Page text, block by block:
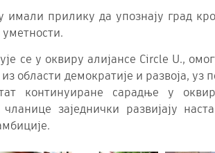
имали прилику да упознају град
се у оквиру алијансе Circle U.,
области демократије и развоја, уз
континуиране сарадње у
заједнички развијају